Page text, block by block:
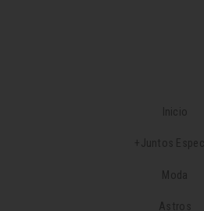
Inicio
+Juntos
Moda
Astros